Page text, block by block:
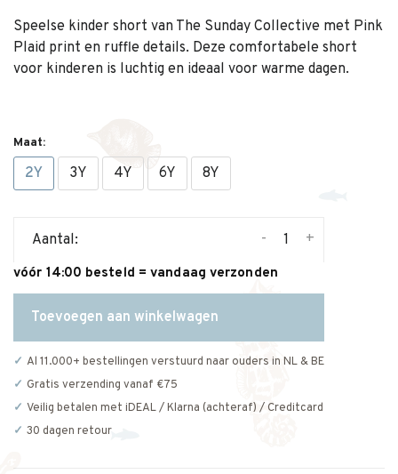
Speelse kinder short van The Sunday Collective met Pink
Plaid print en ruffle details. Deze comfortabele short
voor kinderen is luchtig en ideaal voor warme dagen.
Maat:
2Y 3Y 4Y 6Y 8Y
Aantal: +
-
vóór 14:00 besteld = vandaag verzonden
Toevoegen aan winkelwagen
Al 11.000+ bestellingen verstuurd naar ouders in NL & BE
Gratis verzending vanaf €75
Veilig betalen met iDEAL / Klarna (achteraf) / Creditcard
30 dagen retour